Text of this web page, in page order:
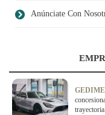
Anúnciate Con